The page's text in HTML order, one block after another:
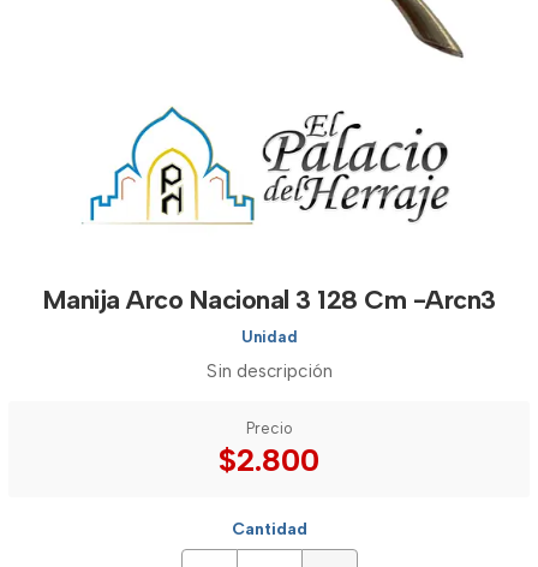
Manija Arco Nacional 3 128 Cm -Arcn3
Unidad
Sin descripción
Precio
$2.800
Cantidad